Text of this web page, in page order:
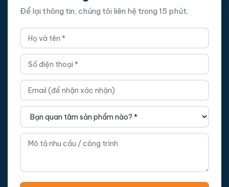
Để lại thông tin, chúng tôi liên hệ trong 15 phút.